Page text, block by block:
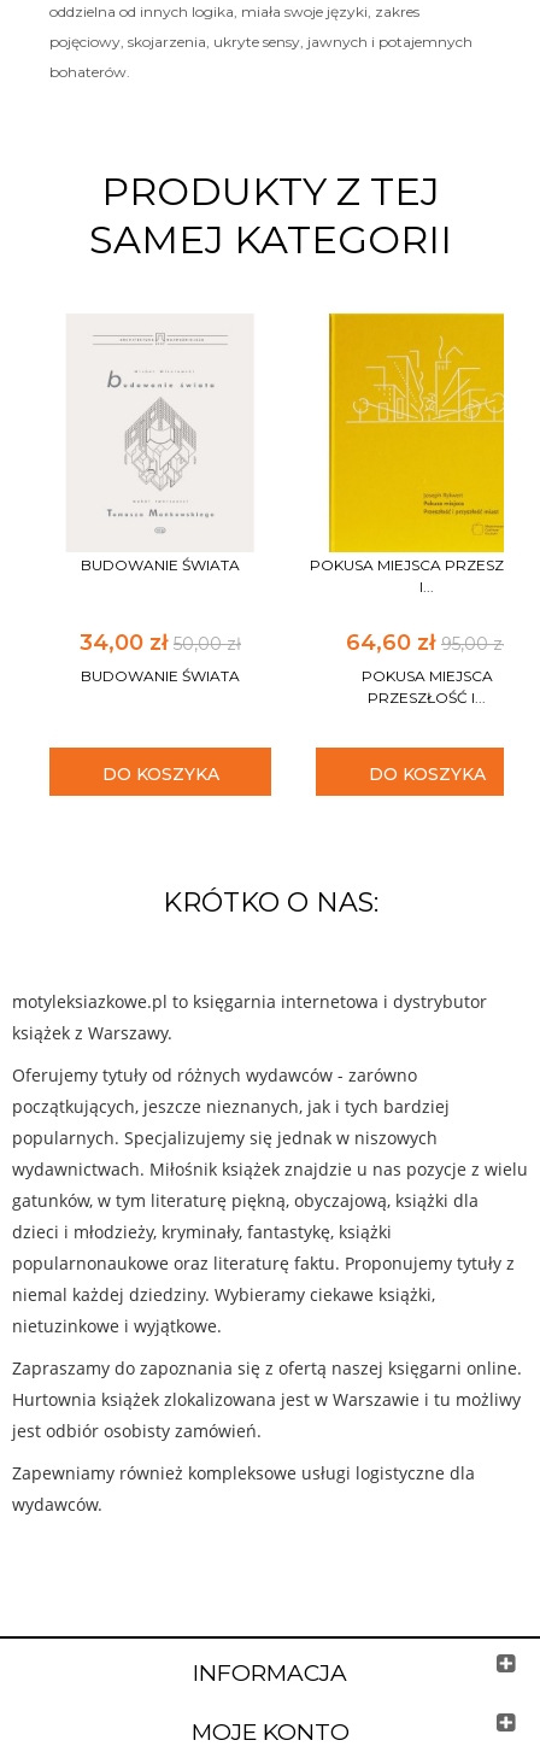
oddzielna od innych logika, miała swoje języki, zakres
pojęciowy, skojarzenia, ukryte sensy, jawnych i potajemnych
bohaterów.
PRODUKTY Z TEJ
SAMEJ KATEGORII
BUDOWANIE ŚWIATA
34,00 zł 50,00 zł
BUDOWANIE ŚWIATA
DO KOSZYKA
POKUSA MIEJSCA
I...
64,60 zł 95,00 zł
POKUSA MIEJSCA
PRZESZŁOŚĆ I...
DO KOSZYKA
KRÓTKO O NAS:
motyleksiazkowe.pl to księgarnia internetowa i dystrybutor
książek z Warszawy.
Oferujemy tytuły od różnych wydawców - zarówno
początkujących, jeszcze nieznanych, jak i tych bardziej
popularnych. Specjalizujemy się jednak w niszowych
wydawnictwach. Miłośnik książek znajdzie u nas pozycje z wielu
gatunków, w tym literaturę piękną, obyczajową, książki dla
dzieci i młodzieży, kryminały, fantastykę, książki
popularnonaukowe oraz literaturę faktu. Proponujemy tytuły z
niemal każdej dziedziny. Wybieramy ciekawe książki,
nietuzinkowe i wyjątkowe.
Zapraszamy do zapoznania się z ofertą naszej księgarni online.
Hurtownia książek zlokalizowana jest w Warszawie i tu możliwy
jest odbiór osobisty zamówień.
Zapewniamy również kompleksowe usługi logistyczne dla
wydawców.
INFORMACJA
MOJE KONTO